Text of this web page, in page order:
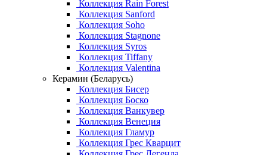
Коллекция Rain Forest
Коллекция Sanford
Коллекция Soho
Коллекция Stagnone
Коллекция Syros
Коллекция Tiffany
Коллекция Valentina
Керамин (Беларусь)
Коллекция Бисер
Коллекция Боско
Коллекция Ванкувер
Коллекция Венеция
Коллекция Гламур
Коллекция Грес Кварцит